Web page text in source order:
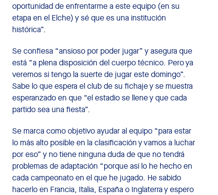
oportunidad de enfrentarme a este equipo (en su
etapa en el Elche) y sé que es una institución
histórica”.
Se confiesa “ansioso por poder jugar” y asegura que
está “a plena disposición del cuerpo técnico. Pero ya
veremos si tengo la suerte de jugar este domingo”.
Sabe lo que espera el club de su fichaje y se muestra
esperanzado en que “el estadio se llene y que cada
partido sea una fiesta”.
Se marca como objetivo ayudar al equipo “para estar
lo más alto posible en la clasificación y vamos a luchar
por eso” y no tiene ninguna duda de que no tendrá
problemas de adaptación “porque así lo he hecho en
cada campeonato en el que he jugado. He sabido
hacerlo en Francia, Italia, España o Inglaterra y espero